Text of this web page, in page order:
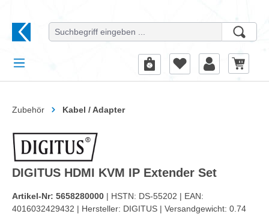
Zubehör Kabel / Adapter
DIGITUS HDMI KVM IP Extender Set
Artikel-Nr: 5658280000 | HSTN: DS-55202 | EAN:
4016032429432 | Hersteller: DIGITUS | Versandgewicht: 0.74